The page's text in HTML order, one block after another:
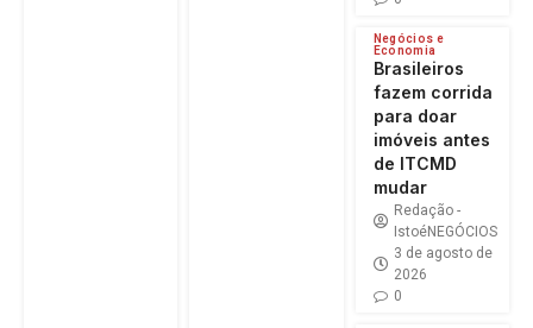
Negócios e
Economia
Brasileiros
fazem corrida
para doar
imóveis antes
de ITCMD
mudar
Redação -
IstoéNEGÓCIOS
3 de agosto de
2026
0